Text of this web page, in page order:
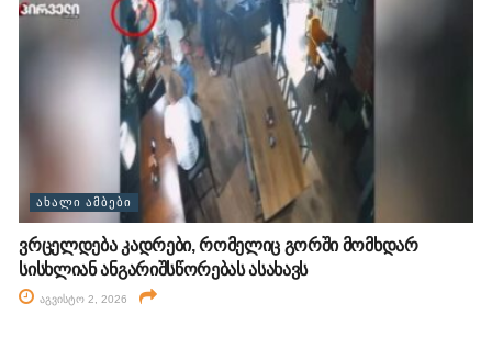
ᲐᲮᲐᲚᲘ ᲐᲛᲑᲔᲑᲘ
ვრცელდება კადრები, რომელიც გორში მომხდარ
სისხლიან ანგარიშსწორებას ასახავს
აგვისტო 2, 2026